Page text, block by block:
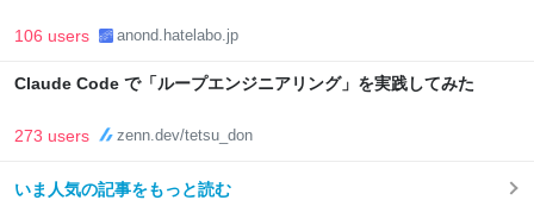
106 users anond.hatelabo.jp
Claude Code で「ループエンジニアリング」を実践してみた
273 users zenn.dev/tetsu_don
いま人気の記事をもっと読む